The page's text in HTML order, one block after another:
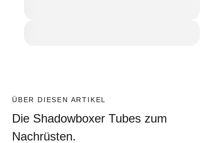
ÜBER DIESEN ARTIKEL
Die Shadowboxer Tubes zum
Nachrüsten.